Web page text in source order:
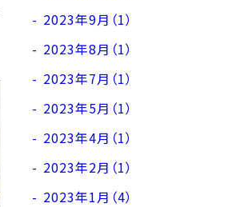
2023年9月（1）
2023年8月（1）
2023年7月（1）
2023年5月（1）
2023年4月（1）
2023年2月（1）
2023年1月（4）